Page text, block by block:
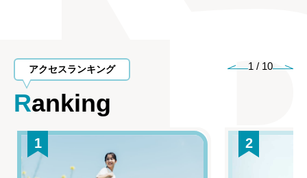
アクセスランキング
Ranking
1 / 10
1 2